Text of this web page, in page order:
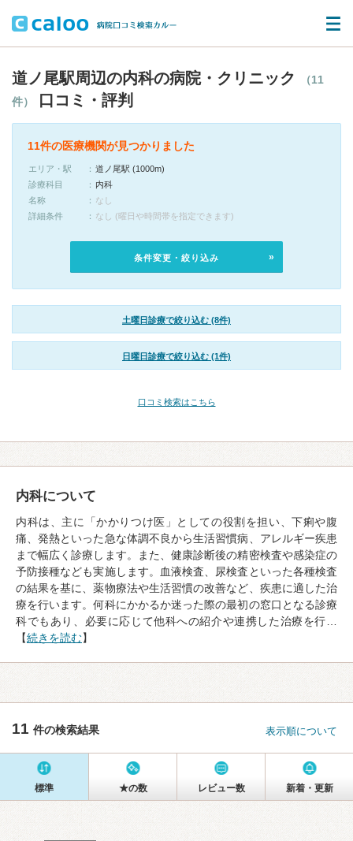
道ノ尾駅周辺の内科の病院・クリニック
（11
件）
口コミ・評判
11件の医療機関が見つかりました
エリア・駅
道ノ尾駅 (1000m)
診療科目
内科
名称
なし
詳細条件
なし (曜日や時間帯を指定できます)
条件変更・絞り込み
土曜日診療で絞り込む (8件)
日曜日診療で絞り込む (1件)
口コミ検索はこちら
内科について
内科は、主に「かかりつけ医」としての役割を担い、下痢や腹
痛、発熱といった急な体調不良から生活習慣病、アレルギー疾患
まで幅広く診療します。また、健康診断後の精密検査や感染症の
予防接種なども実施します。血液検査、尿検査といった各種検査
の結果を基に、薬物療法や生活習慣の改善など、疾患に適した治
療を行います。何科にかかるか迷った際の最初の窓口となる診療
科でもあり、必要に応じて他科への紹介や連携した治療を行…
【続きを読む】
11 件の検索結果 表示順について
標準 ★の数 レビュー数 新着・更新